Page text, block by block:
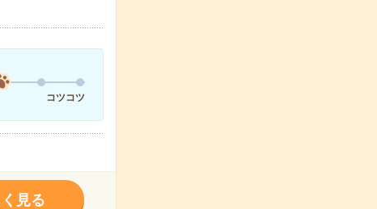
コツコツ
見る